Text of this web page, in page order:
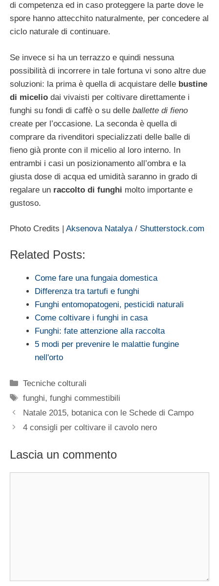
di competenza ed in caso proteggere la parte dove le
spore hanno attecchito naturalmente, per concedere al
ciclo naturale di continuare.
Se invece si ha un terrazzo e quindi nessuna
possibilità di incorrere in tale fortuna vi sono altre due
soluzioni: la prima è quella di acquistare delle bustine
di micelio dai vivaisti per coltivare direttamente i
funghi su fondi di caffè o su delle ballette di fieno
create per l’occasione. La seconda è quella di
comprare da rivenditori specializzati delle balle di
fieno già pronte con il micelio al loro interno. In
entrambi i casi un posizionamento all’ombra e la
giusta dose di acqua ed umidità saranno in grado di
regalare un raccolto di funghi molto importante e
gustoso.
Photo Credits | Aksenova Natalya/ Shutterstock.com
Related Posts:
Come fare una fungaia domestica
Differenza tra tartufi e funghi
Funghi entomopatogeni, pesticidi naturali
Come coltivare i funghi in casa
Funghi: fate attenzione alla raccolta
5 modi per prevenire le malattie fungine
nell'orto
Categorie
Tecniche colturali
Tag
funghi,funghi commestibili
Natale 2015, botanica con le Schede di Campo
4 consigli per coltivare il cavolo nero
Lascia un commento